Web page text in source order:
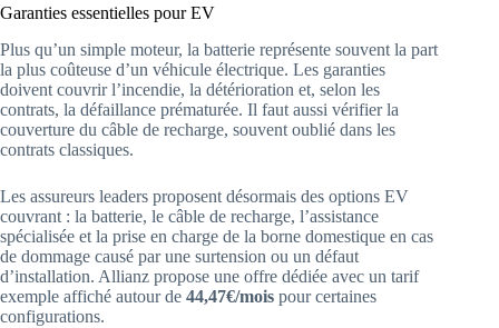
Garanties essentielles pour EV
Plus qu’un simple moteur, la batterie représente souvent la part
la plus coûteuse d’un véhicule électrique. Les garanties
doivent couvrir l’incendie, la détérioration et, selon les
contrats, la défaillance prématurée. Il faut aussi vérifier la
couverture du câble de recharge, souvent oublié dans les
contrats classiques.
Les assureurs leaders proposent désormais des options EV
couvrant : la batterie, le câble de recharge, l’assistance
spécialisée et la prise en charge de la borne domestique en cas
de dommage causé par une surtension ou un défaut
d’installation. Allianz propose une offre dédiée avec un tarif
exemple affiché autour de 44,47€/mois pour certaines
configurations.